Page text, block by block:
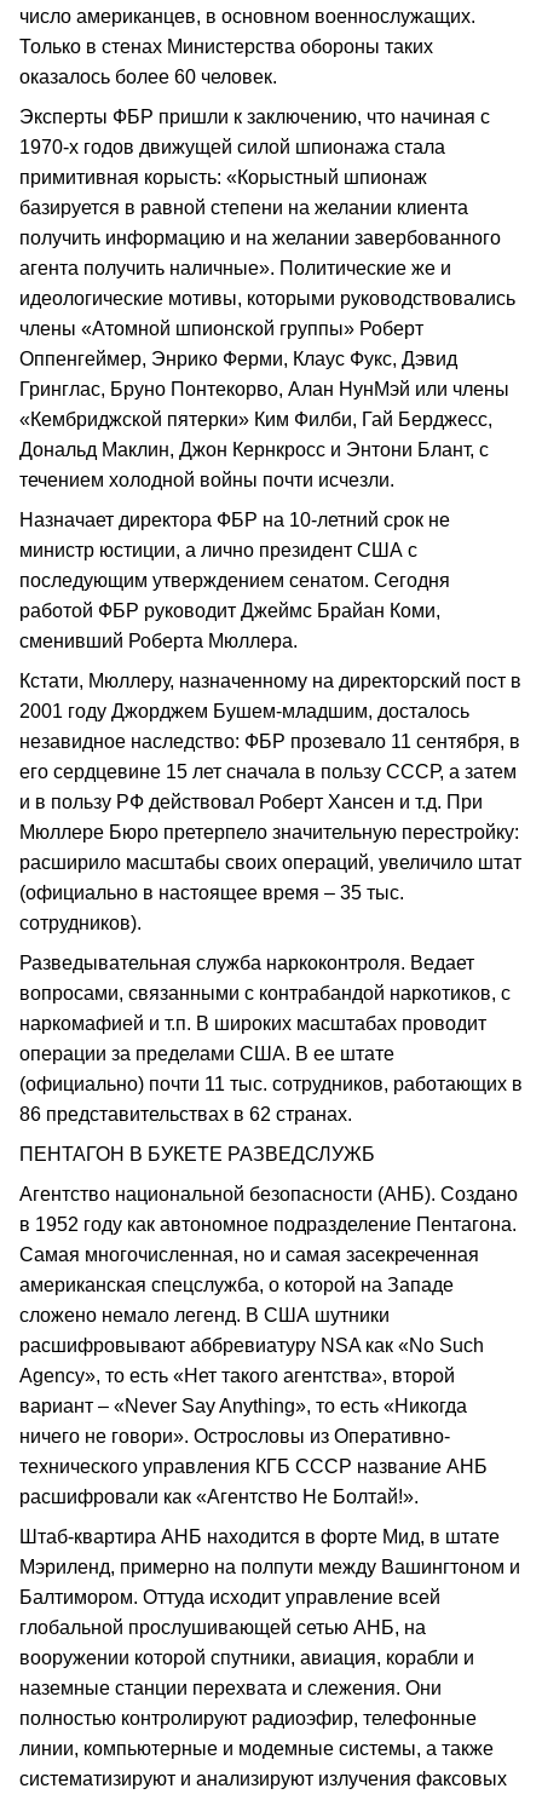
число американцев, в основном военнослужащих.
Только в стенах Министерства обороны таких
оказалось более 60 человек.
Эксперты ФБР пришли к заключению, что начиная с
1970-х годов движущей силой шпионажа стала
примитивная корысть: «Корыстный шпионаж
базируется в равной степени на желании клиента
получить информацию и на желании завербованного
агента получить наличные». Политические же и
идеологические мотивы, которыми руководствовались
члены «Атомной шпионской группы» Роберт
Оппенгеймер, Энрико Ферми, Клаус Фукс, Дэвид
Гринглас, Бруно Понтекорво, Алан НунМэй или члены
«Кембриджской пятерки» Ким Филби, Гай Берджесс,
Дональд Маклин, Джон Кернкросс и Энтони Блант, с
течением холодной войны почти исчезли.
Назначает директора ФБР на 10-летний срок не
министр юстиции, а лично президент США с
последующим утверждением сенатом. Сегодня
работой ФБР руководит Джеймс Брайан Коми,
сменивший Роберта Мюллера.
Кстати, Мюллеру, назначенному на директорский пост в
2001 году Джорджем Бушем-младшим, досталось
незавидное наследство: ФБР прозевало 11 сентября, в
его сердцевине 15 лет сначала в пользу СССР, а затем
и в пользу РФ действовал Роберт Хансен и т.д. При
Мюллере Бюро претерпело значительную перестройку:
расширило масштабы своих операций, увеличило штат
(официально в настоящее время – 35 тыс.
сотрудников).
Разведывательная служба наркоконтроля. Ведает
вопросами, связанными с контрабандой наркотиков, с
наркомафией и т.п. В широких масштабах проводит
операции за пределами США. В ее штате
(официально) почти 11 тыс. сотрудников, работающих в
86 представительствах в 62 странах.
ПЕНТАГОН В БУКЕТЕ РАЗВЕДСЛУЖБ
Агентство национальной безопасности (АНБ). Создано
в 1952 году как автономное подразделение Пентагона.
Самая многочисленная, но и самая засекреченная
американская спецслужба, о которой на Западе
сложено немало легенд. В США шутники
расшифровывают аббревиатуру NSA как «No Such
Agency», то есть «Нет такого агентства», второй
вариант – «Never Say Anything», то есть «Никогда
ничего не говори». Острословы из Оперативно-
технического управления КГБ СССР название АНБ
расшифровали как «Агентство Не Болтай!».
Штаб-квартира АНБ находится в форте Мид, в штате
Мэриленд, примерно на полпути между Вашингтоном и
Балтимором. Оттуда исходит управление всей
глобальной прослушивающей сетью АНБ, на
вооружении которой спутники, авиация, корабли и
наземные станции перехвата и слежения. Они
полностью контролируют радиоэфир, телефонные
линии, компьютерные и модемные системы, а также
систематизируют и анализируют излучения факсовых